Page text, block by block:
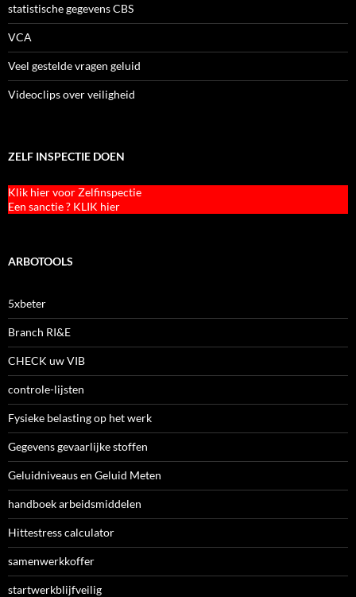
statistische gegevens CBS
VCA
Veel gestelde vragen geluid
Videoclips over veiligheid
ZELF INSPECTIE DOEN
Klik hier voor Zelfinspectie
Een sanctie ? KLIK hier
ARBOTOOLS
5xbeter
Branch RI&E
CHECK uw VIB
controle-lijsten
Fysieke belasting op het werk
Gegevens gevaarlijke stoffen
Geluidniveaus en Geluid Meten
handboek arbeidsmiddelen
Hittestress calculator
samenwerkkoffer
startwerkblijfveilig